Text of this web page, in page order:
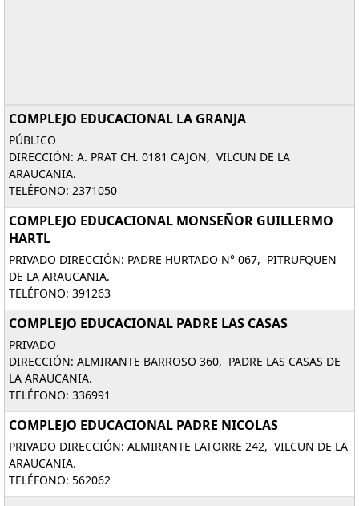
COMPLEJO EDUCACIONAL LA GRANJA
PÚBLICO
DIRECCIÓN: A. PRAT CH. 0181 CAJON, VILCUN DE LA
ARAUCANIA.
TELÉFONO: 2371050
COMPLEJO EDUCACIONAL MONSEÑOR GUILLERMO
HARTL
PRIVADO DIRECCIÓN: PADRE HURTADO N° 067, PITRUFQUEN
DE LA ARAUCANIA.
TELÉFONO: 391263
COMPLEJO EDUCACIONAL PADRE LAS CASAS
PRIVADO
DIRECCIÓN: ALMIRANTE BARROSO 360, PADRE LAS CASAS DE
LA ARAUCANIA.
TELÉFONO: 336991
COMPLEJO EDUCACIONAL PADRE NICOLAS
PRIVADO DIRECCIÓN: ALMIRANTE LATORRE 242, VILCUN DE LA
ARAUCANIA.
TELÉFONO: 562062